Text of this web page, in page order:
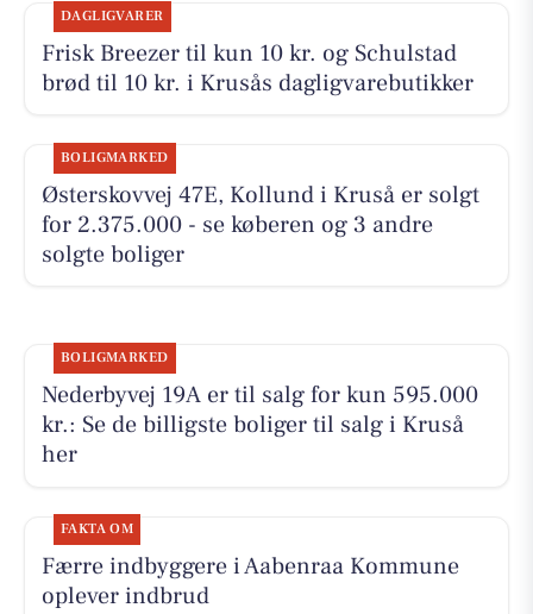
DAGLIGVARER
Frisk Breezer til kun 10 kr. og Schulstad
brød til 10 kr. i Krusås dagligvarebutikker
BOLIGMARKED
Østerskovvej 47E, Kollund i Kruså er solgt
for 2.375.000 - se køberen og 3 andre
solgte boliger
BOLIGMARKED
Nederbyvej 19A er til salg for kun 595.000
kr.: Se de billigste boliger til salg i Kruså
her
FAKTA OM
Færre indbyggere i Aabenraa Kommune
oplever indbrud